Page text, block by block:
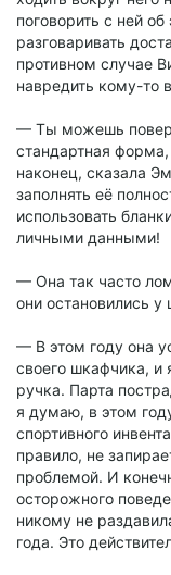
поговорить с ней
разговаривать
противном случае
навредить кому-то
— Ты можешь
стандартная
наконец, сказала
заполнять её
использовать
личными данными!
— Она так часто
они остановились
— В этом году она
своего шкафчика, и
ручка. Парта
я думаю, в этом
спортивного
правило, не
проблемой. И
осторожного
никому не
года. Это